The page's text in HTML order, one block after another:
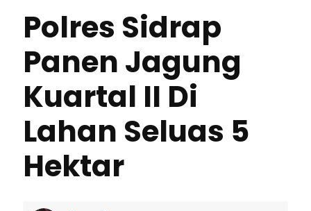
Polres Sidrap
Panen Jagung
Kuartal II Di
Lahan Seluas 5
Hektar